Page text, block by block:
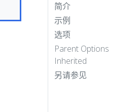
简介
示例
选项
Parent Options
Inherited
另请参见